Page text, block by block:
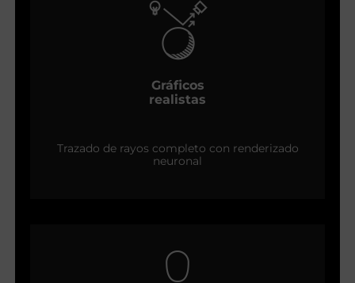
Gráficos
realistas
Trazado de rayos completo con renderizado
neuronal